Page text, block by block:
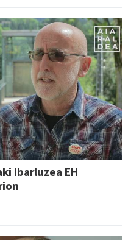
Ibarluzea EH